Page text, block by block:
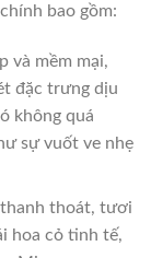
bao gồm:
và mềm mại,
đặc trưng dịu
không quá
sự vuốt ve nhẹ
thoát, tươi
hoa cỏ tinh tế,